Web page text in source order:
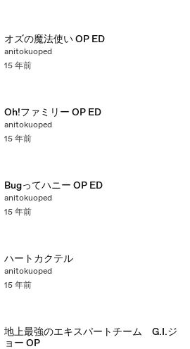
オズの魔法使い OP ED
anitokuoped
15 年前
Oh!ファミリー OP ED
anitokuoped
15 年前
Bugってハニー OP ED
anitokuoped
15 年前
ハートカクテル
anitokuoped
15 年前
地上最強のエキスパートチーム G.I.ジ
ョー OP